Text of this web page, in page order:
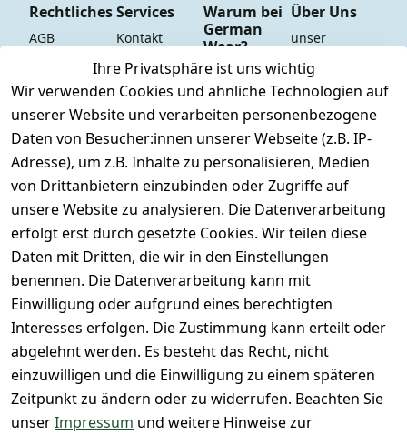
Ihre Privatsphäre ist uns wichtig
Wir verwenden Cookies und ähnliche Technologien auf
unserer Website und verarbeiten personenbezogene
Daten von Besucher:innen unserer Webseite (z.B. IP-
Adresse), um z.B. Inhalte zu personalisieren, Medien
von Drittanbietern einzubinden oder Zugriffe auf
unsere Website zu analysieren. Die Datenverarbeitung
erfolgt erst durch gesetzte Cookies. Wir teilen diese
Daten mit Dritten, die wir in den Einstellungen
benennen. Die Datenverarbeitung kann mit
Einwilligung oder aufgrund eines berechtigten
Interesses erfolgen. Die Zustimmung kann erteilt oder
abgelehnt werden. Es besteht das Recht, nicht
einzuwilligen und die Einwilligung zu einem späteren
Zeitpunkt zu ändern oder zu widerrufen. Beachten Sie
unserImpressum und weitere Hinweise zur
Rechtliches
AGB
Impressum
Datenschutze
rklärung
Barrierefreihe
itserklärung
Widerrufsrec
ht
Vertrag
widerrufen
Services
Kontakt
Registrieren
Versand &
Versandkoste
n
Retoure &
Rücksendung
Rücksendeeti
kett drucken
(Inland)
FAQs - Häufig
gestellte
Fragen
Konfektionsgr
ößen
Lagerverkauf
- unser Laden
Warum bei
German
Wear?
Dauer
Tiefpreisgara
ntie*
Express-24h-
Versand
24/7 aktueller
Warenbestan
d
+ 95% aus
eigener
Herstellung
+ 60 Jahre
Geschäftserfa
hrung
Über Uns
unser
YouTube-
Kanal
unsere
Facebook-
Seite
unsere
Damen &
Herren
unsere
Gutscheine &
SALE
Whatsapp Nr.:
+49511676950
14
Lagerverkauf: